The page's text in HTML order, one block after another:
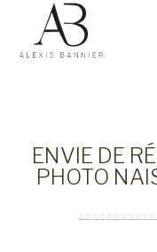
ENVIE DE
PHOTO